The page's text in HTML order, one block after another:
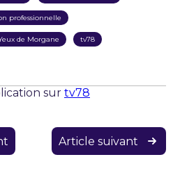
professionnelle
de Morgane tv78
sur tv78
Article suivant